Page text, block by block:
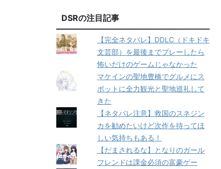
DSRの注目記事
【完全ネタバレ】DDLC（ドキドキ
文芸部）を最後までプレーしたら
怖いだけのゲームじゃなかった
マケインの聖地豊橋でグルメにス
ポットに全力観光と聖地巡礼して
きた
【ネタバレ注意】救国のスネジン
カを勧めたいけど次作を待ってほ
しい気持ちもある！
【だまされるな】となりのガール
フレンドは課金必須の富豪ゲー